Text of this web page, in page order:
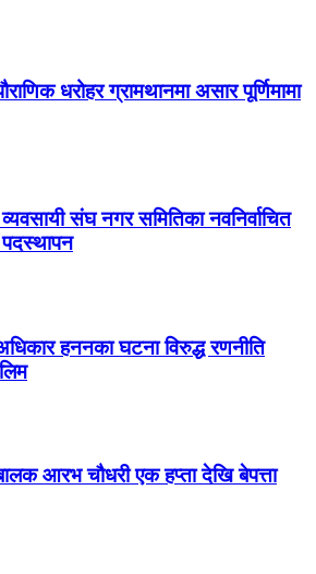
धरोहर ग्रामथानमा असार पूर्णिमामा
संघ नगर समितिका नवनिर्वाचित
पदस्थापन
हननका घटना विरुद्ध रणनीति
आरभ चौधरी एक हप्ता देखि बेपत्ता